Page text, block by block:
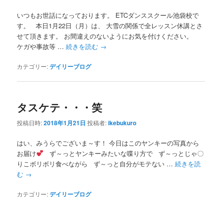
いつもお世話になっております。 ETCダンススクール池袋校で
す。 本日1月22日（月）は、 大雪の関係で全レッスン休講とさ
せて頂きます。 お間違えのないようにお気を付けください。
ケガや事故等 …続きを読む →
カテゴリー:デイリーブログ
タスケテ・・・笑
投稿日時:2018年1月21日 投稿者:ikebukuro
はい、みうらでございま～す！ 今日はこのヤンキーの写真から
お届け
ず～っとヤンキーみたいな喋り方で ず～っとじゃ〇
りこボリボリ食べながら ず～っと自分がモテない …続きを読
む →
カテゴリー:デイリーブログ